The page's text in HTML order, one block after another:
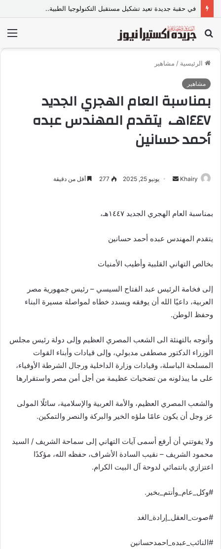
في حقبة جديدة تعيد تشكيل مستقبل التكنولوجيا الطبية..
بحث
عن
الرئيسية / مشاهير
مشاهير
بمناسبة العام الهجري الجديد
١٤٤٧هـ، يتقدم المهندس عبده
أحمد حسانين
Khairy
ر
ل
و
ن
ي
ا
يونيو 25, 2025 277 أقل من دقيقة
بمناسبة العام الهجري الجديد ١٤٤٧هـ،
يتقدم المهندس عبده أحمد حسانين
بخالص التهاني القلبية وأطيب الأمنيات
إلى فخامة الرئيس عبد الفتاح السيسي – رئيس جمهورية مصر
العربية، داعيًا الله أن يوفقه ويسدد خطاه لمواصلة مسيرة البناء
وحفظ الوطن.
وأتوجه بالتهنئة الى الشعب المصري العظيم وإلى دولة رئيس مجلس
الوزراء الدكتور مصطفى مدبولي، وإلى قيادات وأبناء القوات
المسلحة الباسلة، وقيادات وزارة الداخلية ورجال الشرطة الأوفياء،
على ما يبذلونه من تضحيات عظيمة من أجل أمن مصر واستقرارها
والشعب المصري العظيم، والأمة العربية والإسلامية، سائلًا المولى
عز وجل أن يكون عامًا ملؤه الخير والبركة والنصر والتمكين.
ولا يفوتني أن أرفع أسمى آيات التهاني إلى سماحة الشريف / السيد
محمود الشريف – نقيب السادة الأشراف، حفظه الله، مؤكدًا
اعتزازي بانتمائي لدوحة آل البيت الكرام.
#وكل_عام_وأنتم_بخير.
#صوت_العقل_إرادة_الغد
#النائب_عبده_احمدحسانين